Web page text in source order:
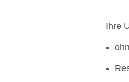
Ihre